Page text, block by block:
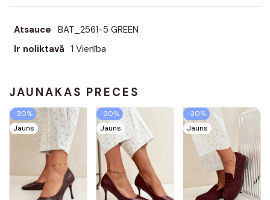
Atsauce BAT_2561-5 GREEN
Ir noliktavā 1 Vienība
JAUNĀKĀS PRECES
-30%
Jauns
-30%
Jauns
-30%
Jauns